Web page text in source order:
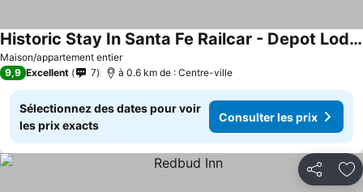
Maison/appartement entier
Historic Stay In Santa Fe Railcar - Depot Lodging
9,9 Excellent 7 à 0.6 km de : Centre-ville
Sélectionnez des dates pour voir
les prix exacts
Consulter les prix
Partager